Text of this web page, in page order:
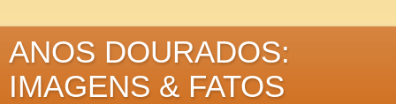
ANOS DOURADOS:
IMAGENS & FATOS